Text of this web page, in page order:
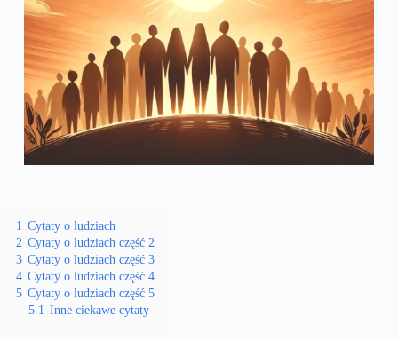
1 Cytaty o ludziach
2 Cytaty o ludziach część 2
3 Cytaty o ludziach część 3
4 Cytaty o ludziach część 4
5 Cytaty o ludziach część 5
5.1 Inne ciekawe cytaty